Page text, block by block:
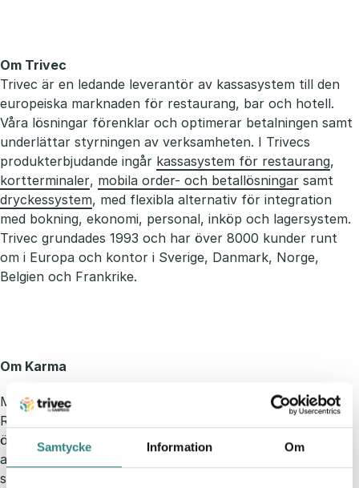
Samtycke Information Om
Om Trivec
Trivec är en ledande leverantör av kassasystem till den
europeiska marknaden för restaurang, bar och hotell.
Våra lösningar förenklar och optimerar betalningen samt
underlättar styrningen av verksamheten. I Trivecs
produkterbjudande ingår kassasystem för restaurang,
kortterminaler, mobila order- och betallösningar samt
dryckessystem, med flexibla alternativ för integration
med bokning, ekonomi, personal, inköp och lagersystem.
Trivec grundades 1993 och har över 8000 kunder runt
om i Europa och kontor i Sverige, Danmark, Norge,
Belgien och Frankrike.
Om Karma
Med Karma beställer & betalar gästen från sin telefon.
Restauranger använder Karma för att vända fler bord,
öka snittnotan och bli mer hållbara. Alla beställningar är
automatiskt klimatkompenserade och allt överskott kan
säljas till rabatterat pris via Karma appen. Sedan